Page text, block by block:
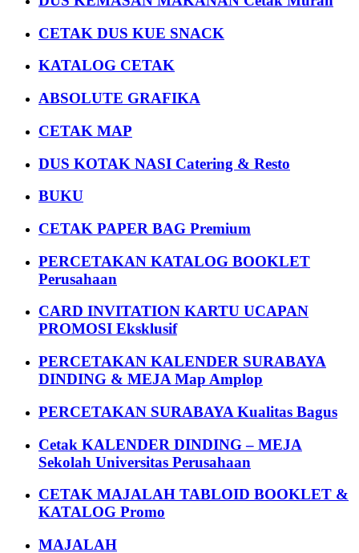
CETAK DUS KUE SNACK
KATALOG CETAK
ABSOLUTE GRAFIKA
CETAK MAP
DUS KOTAK NASI Catering & Resto
BUKU
CETAK PAPER BAG Premium
PERCETAKAN KATALOG BOOKLET
Perusahaan
CARD INVITATION KARTU UCAPAN
PROMOSI Eksklusif
PERCETAKAN KALENDER SURABAYA
DINDING & MEJA Map Amplop
PERCETAKAN SURABAYA Kualitas Bagus
Cetak KALENDER DINDING – MEJA
Sekolah Universitas Perusahaan
CETAK MAJALAH TABLOID BOOKLET &
KATALOG Promo
MAJALAH